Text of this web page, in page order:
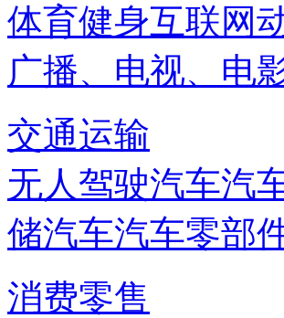
体育健身互联网
广播、电视、电
交通运输
无人驾驶汽车汽
储汽车汽车零部
消费零售